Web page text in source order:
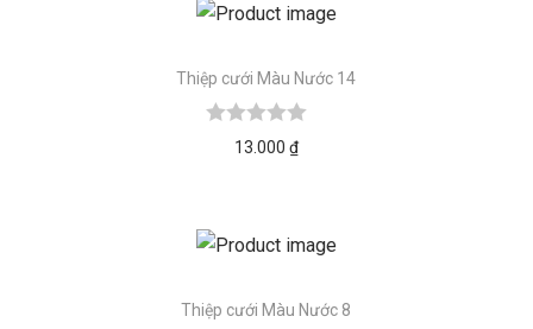
Thiệp cưới Màu Nước 14
13.000 ₫
Thiệp cưới Màu Nước 8